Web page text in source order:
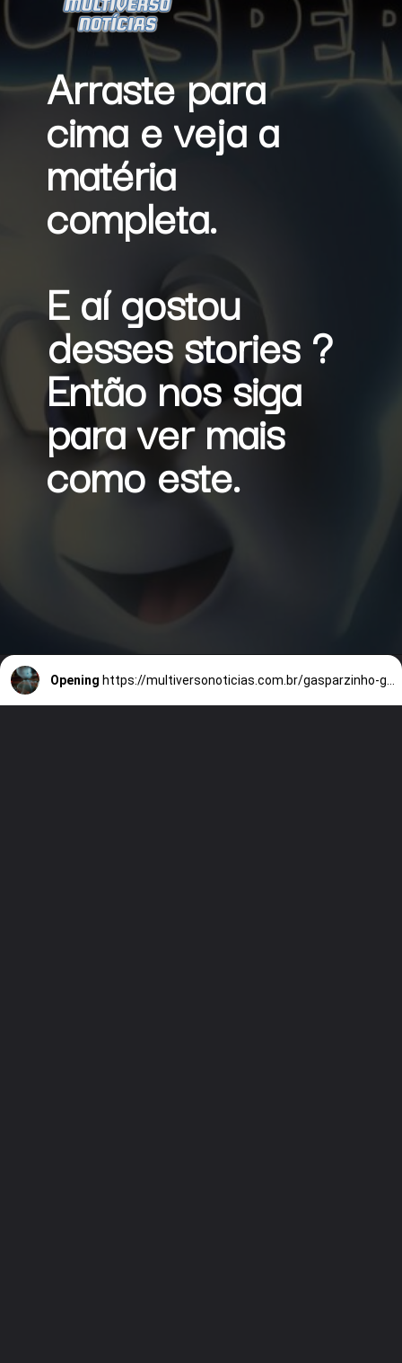
Arraste para
cima e veja a
matéria
completa.
E aí gostou
desses stories ?
Então nos siga
para ver mais
como este.
Opening